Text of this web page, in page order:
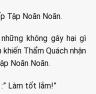
Tập Noãn Noãn.
không gây hại gì
Thẩm Quách nhận
Noãn Noãn.
Làm tốt lắm!”